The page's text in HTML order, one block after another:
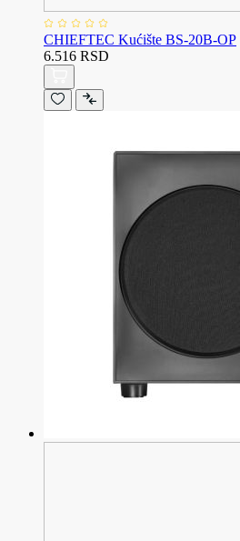
CHIEFTEC Kućište BS-20B-OP
6.516 RSD